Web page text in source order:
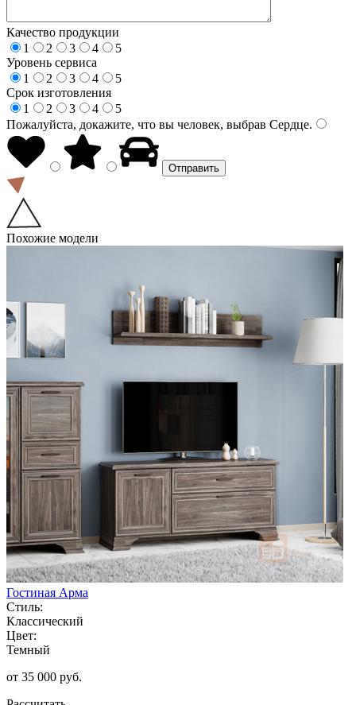
Качество продукции
1
2 3 4
5
Уровень сервиса
1
2 3 4
5
Срок изготовления
1
2 3 4
5
Пожалуйста, докажите, что вы человек, выбрав Сердце.
Похожие модели
Гостиная Арма
Стиль:
Классический
Цвет:
Темный
от 35 000 руб.